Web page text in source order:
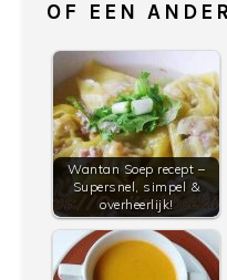
OF EEN
Wantan Soep recept –
Supersnel, simpel &
overheerlijk!